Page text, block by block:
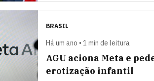
BRASIL
Há um ano • 1 min de leitura
AGU aciona Meta e
erotização infantil